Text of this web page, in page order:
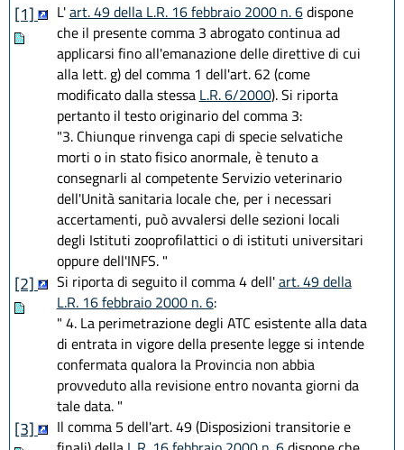
[1]
L'art. 49 della L.R. 16 febbraio 2000 n. 6dispone
che il presente comma 3 abrogato continua ad
applicarsi fino all'emanazione delle direttive di cui
alla lett. g) del comma 1 dell'art. 62 (come
modificato dalla stessa L.R. 6/2000). Si riporta
pertanto il testo originario del comma 3:
"3. Chiunque rinvenga capi di specie selvatiche
morti o in stato fisico anormale, è tenuto a
consegnarli al competente Servizio veterinario
dell'Unità sanitaria locale che, per i necessari
accertamenti, può avvalersi delle sezioni locali
degli Istituti zooprofilattici o di istituti universitari
oppure dell'INFS. "
[2] Si riporta di seguito il comma 4 dell'art. 49 della
L.R. 16 febbraio 2000 n. 6:
" 4. La perimetrazione degli ATC esistente alla data
di entrata in vigore della presente legge si intende
confermata qualora la Provincia non abbia
provveduto alla revisione entro novanta giorni da
tale data. "
[3]
Il comma 5 dell'art. 49 (Disposizioni transitorie e